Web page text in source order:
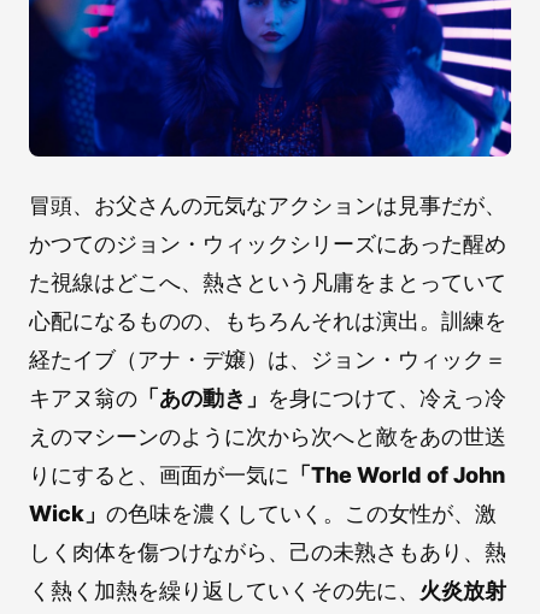
冒頭、お父さんの元気なアクションは見事だが、
かつてのジョン・ウィックシリーズにあった醒め
た視線はどこへ、熱さという凡庸をまとっていて
心配になるものの、もちろんそれは演出。訓練を
経たイブ（アナ・デ嬢）は、ジョン・ウィック＝
キアヌ翁の 「あの動き」 を身につけて、冷えっ冷
えのマシーンのように次から次へと敵をあの世送
りにすると、画面が一気に 「The World of John
Wick」 の色味を濃くしていく。この女性が、激
しく肉体を傷つけながら、己の未熟さもあり、熱
く熱く加熱を繰り返していくその先に、 火炎放射